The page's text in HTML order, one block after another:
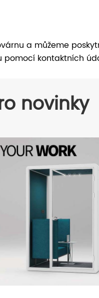
a můžeme
kontaktních
novinky